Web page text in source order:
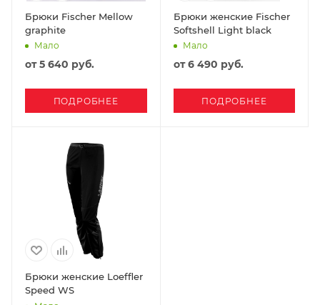
Брюки Fischer Mellow
graphite
Мало
от5 640 руб.
ПОДРОБНЕЕ
Брюки женские Fischer
Softshell Light black
Мало
от6 490 руб.
ПОДРОБНЕЕ
Брюки женские Loeffler
Speed WS